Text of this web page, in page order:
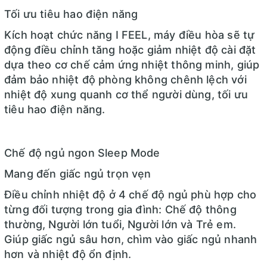
Tối ưu tiêu hao điện năng
Kích hoạt chức năng I FEEL, máy điều hòa sẽ tự
động điều chỉnh tăng hoặc giảm nhiệt độ cài đặt
dựa theo cơ chế cảm ứng nhiệt thông minh, giúp
đảm bảo nhiệt độ phòng không chênh lệch với
nhiệt độ xung quanh cơ thể người dùng, tối ưu
tiêu hao điện năng.
Chế độ ngủ ngon Sleep Mode
Mang đến giấc ngủ trọn vẹn
Điều chỉnh nhiệt độ ở 4 chế độ ngủ phù hợp cho
từng đối tượng trong gia đình: Chế độ thông
thường, Người lớn tuổi, Người lớn và Trẻ em.
Giúp giấc ngủ sâu hơn, chìm vào giấc ngủ nhanh
hơn và nhiệt độ ổn định.